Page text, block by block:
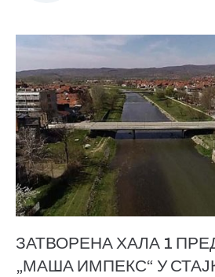
ЗАТВОРЕНА ХАЛА 1
„МАША ИМПЕКС“ У